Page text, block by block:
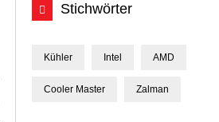
Stichwörter
Kühler Intel AMD
Cooler Master Zalman